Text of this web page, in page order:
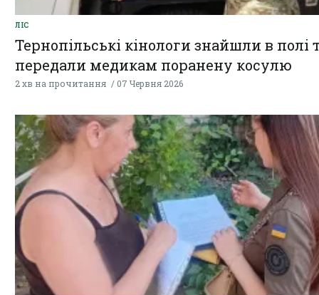
ЛІС
Тернопільські кінологи знайшли в полі
передали медикам поранену косулю
2 хв на прочитання 07 Червня 2026